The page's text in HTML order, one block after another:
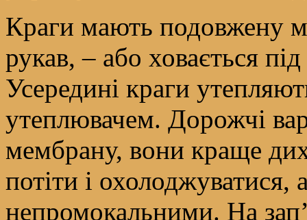
Краги мають подовжену
рукав, – або ховається
Усередині краги
утеплювачем. Дорожчі
мембрану, вони краще
потіти і охолоджуватися,
непромокальними. На